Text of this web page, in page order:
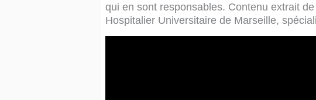
qui en sont responsables. Contenu extrait
Hospitalier Universitaire de Marseille,